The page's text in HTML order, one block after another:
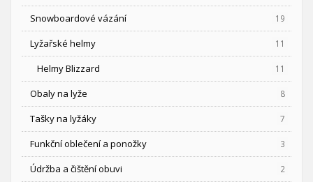
Snowboardové vázání 19
Lyžařské helmy 11
Helmy Blizzard 11
Obaly na lyže 8
Tašky na lyžáky 7
Funkční oblečení a ponožky 3
Údržba a čištění obuvi 2